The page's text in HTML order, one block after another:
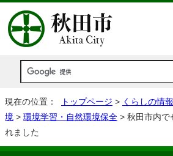
現在の位置： トップページ > くらしの情報
境 > 環境学習・自然環境保全 > 秋田市内で
れました